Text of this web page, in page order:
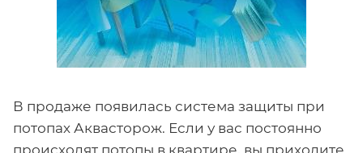
В продаже появилась система защиты при
потопах Аквасторож. Если у вас постоянно
происходят потопы в квартире, вы приходите